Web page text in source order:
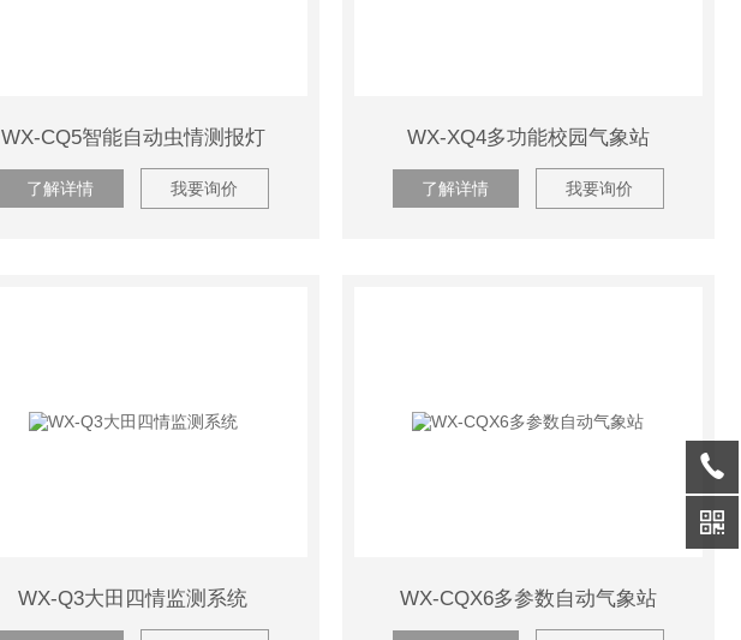
WX-CQ5智能自动虫情测报灯
了解详情 我要询价
WX-XQ4多功能校园气象站
了解详情 我要询价
WX-Q3大田四情监测系统 WX-CQX6多参数自动气象站